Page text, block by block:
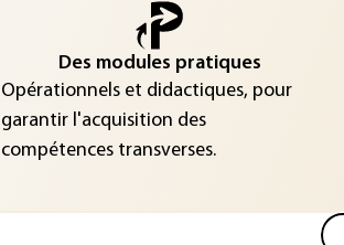
Des modules pratiques
Opérationnels et didactiques, pour
garantir l'acquisition des
compétences transverses.